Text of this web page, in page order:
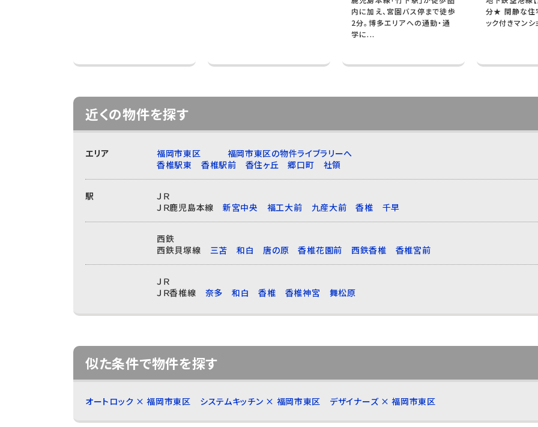
内に加え、宮園バス停まで徒歩
2分。博多エリアへの通勤・通
学に...
分★ 閑静な住
ック付きマン
近くの物件を探す
エリア 福岡市東区
福岡市東区の物件ライブラリーへ
香椎駅東
香椎駅前 香住ヶ丘 郷口町 社領
駅
ＪＲ
ＪＲ鹿児島本線
新宮中央 福工大前 九産大前 香椎 千早
西鉄
西鉄貝塚線
三苫 和白 唐の原 香椎花園前 西鉄香椎 香椎宮前
ＪＲ
ＪＲ香椎線
奈多 和白 香椎 香椎神宮 舞松原
似た条件で物件を探す
オートロック × 福岡市東区 システムキッチン × 福岡市東区 デザイナーズ × 福岡市東区